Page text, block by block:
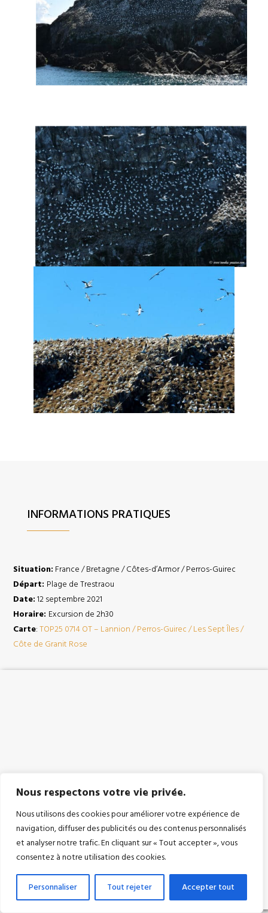
Nous respectons votre vie privée.
Nous utilisons des cookies pour améliorer votre expérience de
navigation, diffuser des publicités ou des contenus personnalisés
et analyser notre trafic. En cliquant sur « Tout accepter », vous
consentez à notre utilisation des cookies.
Personnaliser Tout rejeter Accepter tout
INFORMATIONS PRATIQUES
Situation: France / Bretagne / Côtes-d’Armor / Perros-Guirec
Départ: Plage de Trestraou
Date: 12 septembre 2021
Horaire: Excursion de 2h30
Carte:TOP25 0714 OT – Lannion / Perros-Guirec / Les Sept Îles /
Côte de Granit Rose